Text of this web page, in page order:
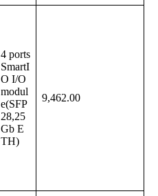
4 ports
SmartI
O I/O
modul
e(SFP
28,25
Gb E
TH)
9,462.00